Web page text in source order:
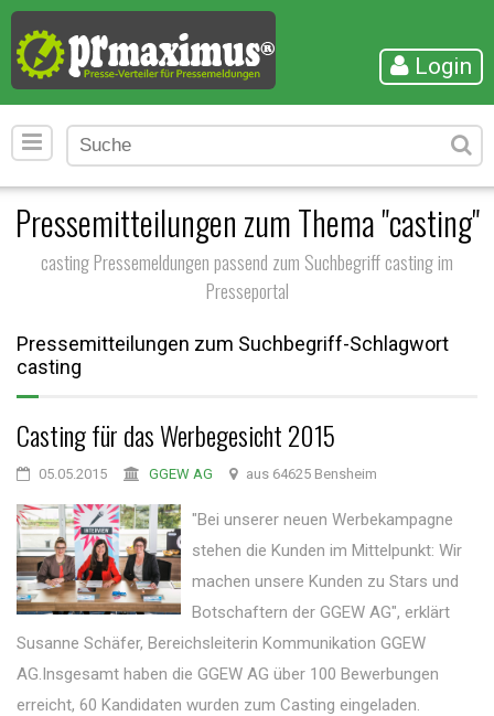
Login
Pressemitteilungen zum Thema "casting"
casting Pressemeldungen passend zum Suchbegriff casting im
Presseportal
Pressemitteilungen zum Suchbegriff-Schlagwort
casting
Casting für das Werbegesicht 2015
05.05.2015 GGEW AG aus 64625 Bensheim
"Bei unserer neuen Werbekampagne
stehen die Kunden im Mittelpunkt: Wir
machen unsere Kunden zu Stars und
Botschaftern der GGEW AG", erklärt
Susanne Schäfer, Bereichsleiterin Kommunikation GGEW
AG.Insgesamt haben die GGEW AG über 100 Bewerbungen
erreicht, 60 Kandidaten wurden zum Casting eingeladen.